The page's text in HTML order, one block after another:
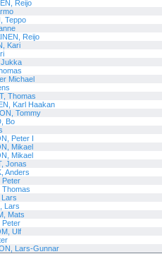
Reijo
Teppo
Reijo
Kari
Jukka
Michael
Thomas
Karl Haakan
Tommy
Bo
Peter I
Mikael
Mikael
Jonas
Anders
Peter
Thomas
Lars
Lars
Mats
Peter
Ulf
Lars-Gunnar